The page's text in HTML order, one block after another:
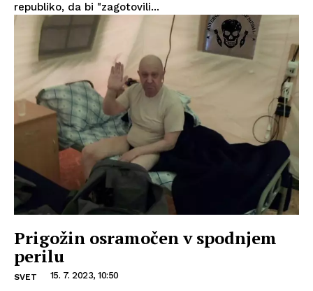
republiko, da bi "zagotovili...
Prigožin osramočen v spodnjem
perilu
SVET 15. 7. 2023, 10:50